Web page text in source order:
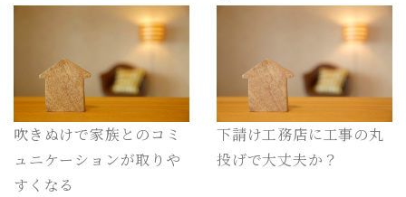
吹きぬけで家族とのコミ
ュニケーションが取りや
すくなる
下請け工務店に工事の丸
投げで大丈夫か？